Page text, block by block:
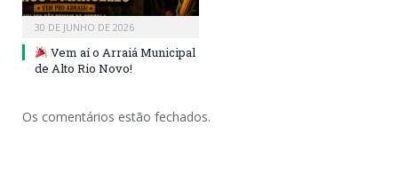
30 DE JUNHO DE 2026
Vem aí o Arraiá Municipal
de Alto Rio Novo!
Os comentários estão fechados.